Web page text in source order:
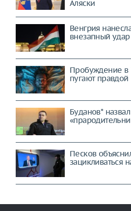
Аляски
Венгрия
внезапный
Пробуждение в
пугают правдой
Буданов*
Песков
зацикливаться